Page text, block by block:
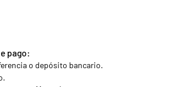
pago:
o depósito bancario.